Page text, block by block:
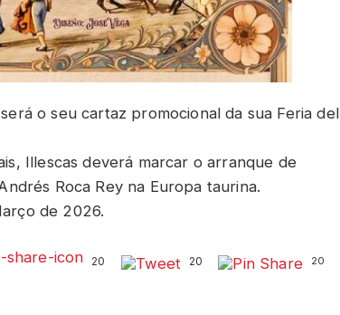
o seu cartaz promocional da sua Feria del
Illescas deverá marcar o arranque de
Roca Rey na Europa taurina.
de 2026.
20 20 20